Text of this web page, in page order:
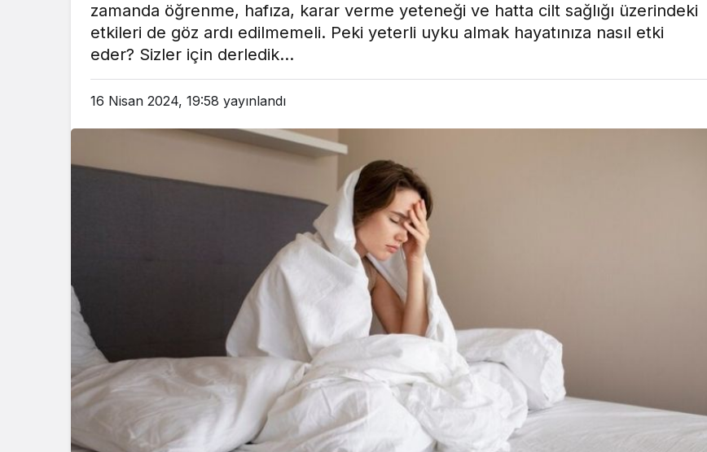
zamanda öğrenme, hafıza, karar verme yeteneği ve hatta cilt sağlığı üzerindeki
etkileri de göz ardı edilmemeli. Peki yeterli uyku almak hayatınıza nasıl etki
eder? Sizler için derledik...
16 Nisan 2024, 19:58 yayınlandı